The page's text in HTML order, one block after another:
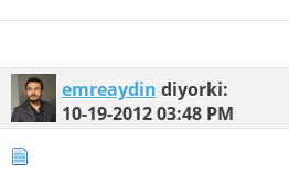
emreaydin diyorki:
10-19-201203:48 PM